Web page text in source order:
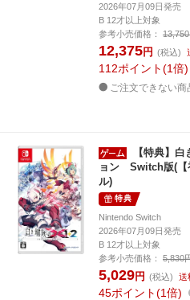
2026年07月09日発売
B 12才以上対象
参考小売価格：
12,375円 (税込)
112ポイント 1倍
ご注文できない商
【特典】
ョン Switch版(【
ル)
特典
Nintendo Switch
2026年07月09日発売
B 12才以上対象
参考小売価格：
5,830
5,029円 (税込) 送
45ポイント 1倍